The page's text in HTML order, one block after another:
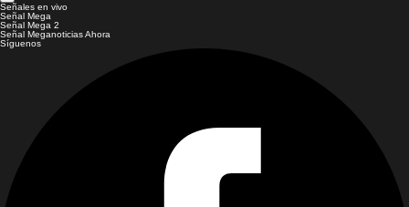
Señales en vivo
Señal Mega
Señal Mega 2
Señal Meganoticias Ahora
Síguenos